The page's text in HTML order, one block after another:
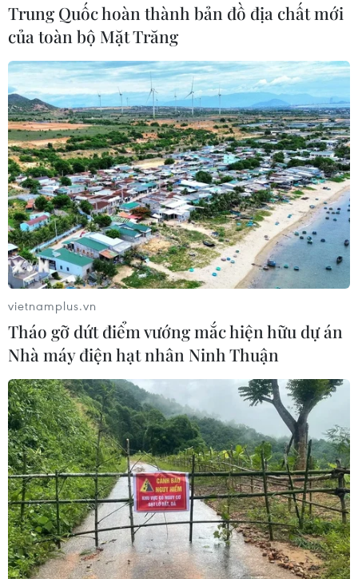
Trung Quốc hoàn thành bản đồ địa chất mới
của toàn bộ Mặt Trăng
vietnamplus.vn
Tháo gỡ dứt điểm vướng mắc hiện hữu dự án
Nhà máy điện hạt nhân Ninh Thuận